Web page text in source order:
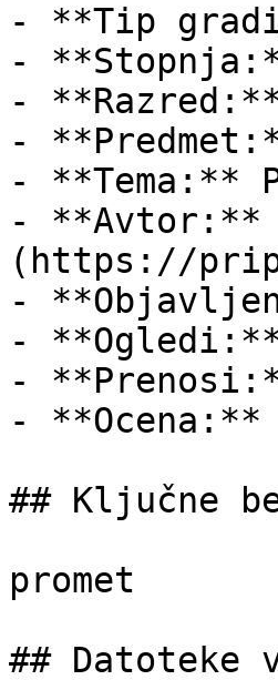
- **Tip
-
-
-
- **Tema:**
- **Avtor:**
(https://
-
-
-
-
## Ključne
promet
## Datoteke